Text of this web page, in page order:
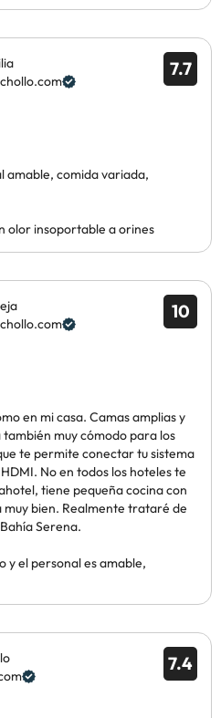
7.7
amable, comida variada,
olor insoportable a orines
10
en mi casa. Camas amplias y
muy cómodo para los
te permite conectar tu sistema
No en todos los hoteles te
tiene pequeña cocina con
bien. Realmente trataré de
Serena.
y el personal es amable,
7.4